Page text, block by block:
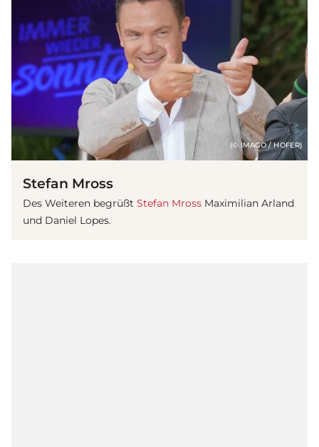
(© IMAGO / HOFER)
Stefan Mross
Des Weiteren begrüßt Stefan Mross Maximilian Arland
und Daniel Lopes.